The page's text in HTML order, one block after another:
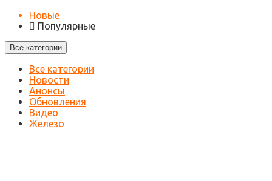
Новые
Популярные
Все категории
Все категории
Новости
Анонсы
Обновления
Видео
Железо